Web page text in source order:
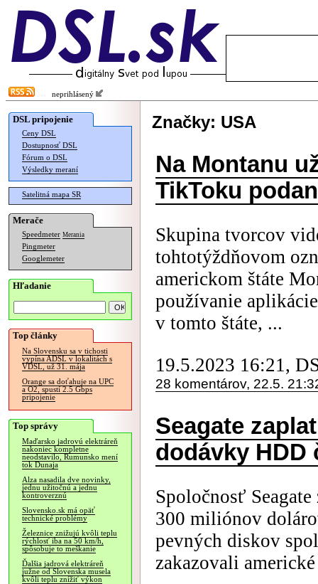
neprihlásený
DSL pripojenie
Ceny DSL
Dostupnosť DSL
Fórum o DSL
Výsledky meraní
Satelitná mapa SR
Merače
Speedmeter Merania
Pingmeter
Googlemeter
Hľadanie
Top články
Na Slovensku sa v tichosti
vypína ADSL v lokalitách s
VDSL, už 31. mája
Orange sa doťahuje na UPC
a O2, spustí 2.5 Gbps
pripojenie
Top správy
Maďarsko jadrovú elektráreň
nakoniec kompletne
neodstavilo, Rumunsko mení
tok Dunaja
Alza nasadila dve novinky,
jednu užitočnú a jednu
kontroverznú
Slovensko.sk má opäť
technické problémy
Železnice znižujú kvôli teplu
rýchlosť iba na 50 km/h,
spôsobuje to meškanie
Ďalšia jadrová elektráreň
južne od Slovenska musela
kvôli teplu znížiť výkon
Značky: USA
Na Montanu
TikToku
Skupina tvorcov
tohtotýždňovom
americkom štáte
používanie
v tomto štáte, ...
19.5.2023 16:21,
28 komentárov, 22.5.
Seagate
dodávky HDD
Spoločnosť
300 miliónov
pevných diskov
zakazovali